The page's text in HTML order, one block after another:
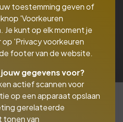
toestemming geven of
'Voorkeuren
Je kunt op elk moment je
'Privacy voorkeuren
footer van de website.
gegevens voor?
actief scannen voor
op een apparaat opslaan
gerelateerde
tonen van